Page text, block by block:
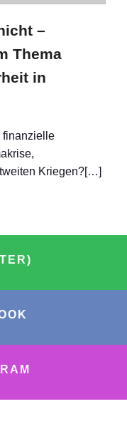
–
Thema
in
finanzielle
Kriegen?[…]